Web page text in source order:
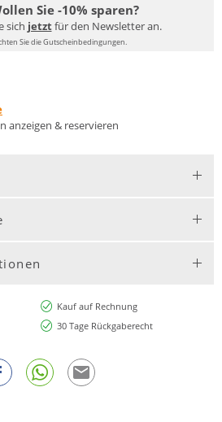
Sie -10% sparen?
sich jetztfür den Newsletter an.
Sie die Gutscheinbedingungen.
anzeigen & reservieren
Kauf auf Rechnung
30 Tage Rückgaberecht